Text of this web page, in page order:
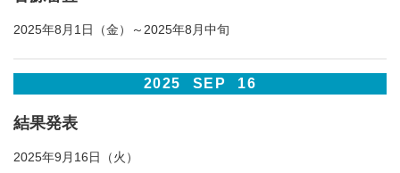
2025年8月1日（金）～2025年8月中旬
2025 SEP 16
結果発表
2025年9月16日（火）